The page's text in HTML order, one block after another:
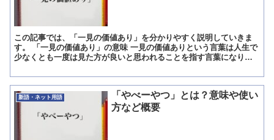
この記事では、「一見の価値あり」を分かりやすく説明していきま
す。 「一見の価値あり」の意味 一見の価値ありという言葉は人生で
少なくとも一度は見た方が良いと思われることを指す言葉になりま
新語・ネット用語
「やべーやつ」とは？意味や使い
方など概要